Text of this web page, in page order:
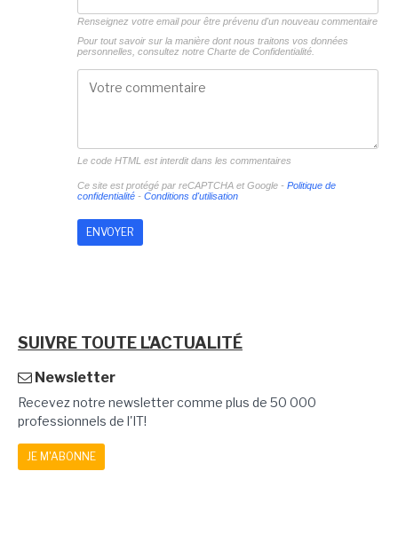
Renseignez votre email pour être prévenu d'un nouveau commentaire
Pour tout savoir sur la manière dont nous traitons vos données
personnelles, consultez notre Charte de Confidentialité.
Le code HTML est interdit dans les commentaires
Ce site est protégé par reCAPTCHA et Google - Politique de
confidentialité- Conditions d'utilisation
SUIVRE TOUTE L'ACTUALITÉ
Newsletter
Recevez notre newsletter comme plus de 50 000
professionnels de l'IT!
JE M'ABONNE